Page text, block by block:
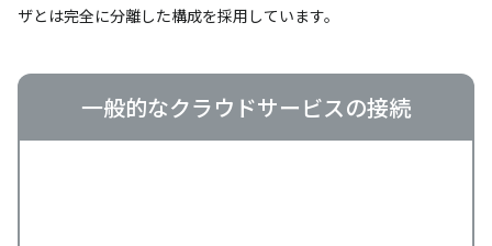
ザとは完全に分離した構成を採用しています。
一般的なクラウドサービスの接続